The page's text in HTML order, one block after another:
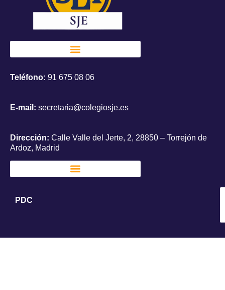
Teléfono: 91 675 08 06
E-mail: secretaria@colegiosje.es
Dirección: Calle Valle del Jerte, 2, 28850 – Torrejón de
Ardoz, Madrid
PDC